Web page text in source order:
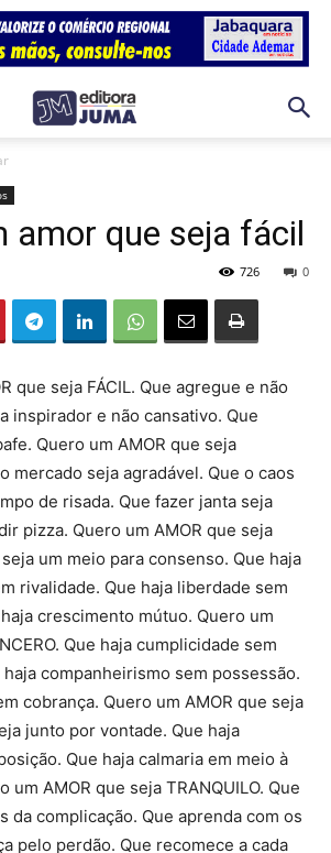
amor que seja fácil
0
726
que seja FÁCIL. Que agregue e não
inspirador e não cansativo. Que
Quero um AMOR que seja
mercado seja agradável. Que o caos
de risada. Que fazer janta seja
pizza. Quero um AMOR que seja
seja um meio para consenso. Que haja
rivalidade. Que haja liberdade sem
crescimento mútuo. Quero um
Que haja cumplicidade sem
companheirismo sem possessão.
cobrança. Quero um AMOR que seja
junto por vontade. Que haja
Que haja calmaria em meio à
um AMOR que seja TRANQUILO. Que
da complicação. Que aprenda com os
pelo perdão. Que recomece a cada